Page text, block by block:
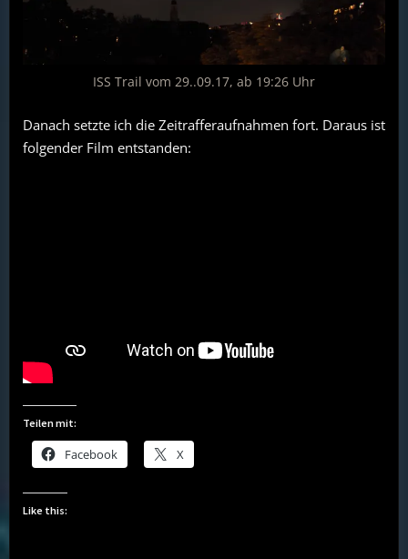
ISS Trail vom 29..09.17, ab 19:26 Uhr
Danach setzte ich die Zeitrafferaufnahmen fort. Daraus ist
folgender Film entstanden:
Teilen mit:
Facebook X
Like this: